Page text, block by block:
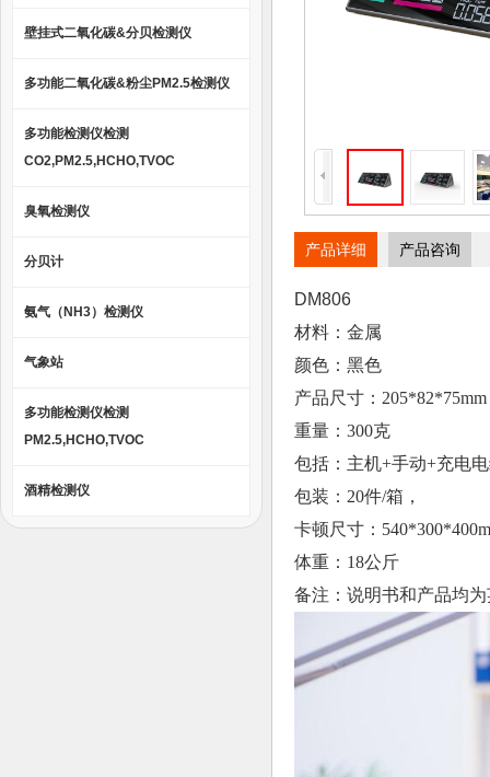
壁挂式二氧化碳&分贝检测仪
多功能二氧化碳&粉尘PM2.5检测仪
多功能检测仪检测
CO2,PM2.5,HCHO,TVOC
臭氧检测仪
分贝计
氨气（NH3）检测仪
气象站
多功能检测仪检测
PM2.5,HCHO,TVOC
酒精检测仪
产品详细 产品咨询
DM806
材料：金属
颜色：黑色
产品尺寸：205*82*75mm
重量：300克
包括：主机+手动+充电
包装：20件/箱，
卡顿尺寸：
体重：18公斤
备注：说明书和产品均